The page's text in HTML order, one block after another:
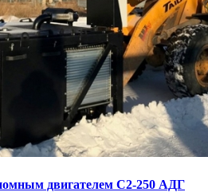
двигателем С2-250 АДГ